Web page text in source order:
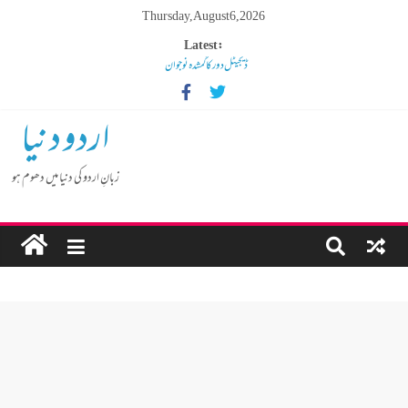
Thursday, August 6, 2026
Latest:
ڈیجیٹل دور کا گمشدہ نوجوان
مہنگائی کا بوجھ پس رہا ہے مڈل کلاس انسان
کم عمر لڑکوں میں بڑھتی ہوئی نشے کی لت
گوشالہ کی زمین بتا کر سوسالہ پرانے قبرستان پر انتظامیہ نے چلا دیااردو دنیا
زبانِ اردو کی دنیا میں دھوم ہو